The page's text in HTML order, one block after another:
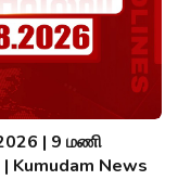
| 9 மணி
Kumudam News